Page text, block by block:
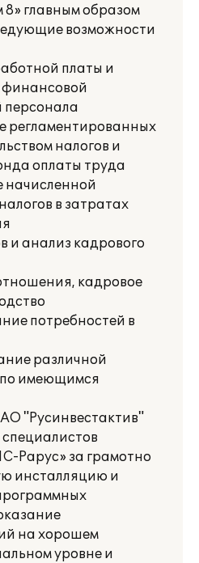
главным образом
возможности
платы и
финансовой
регламентированных
налогов и
оплаты труда
начисленной
в затратах
и анализ кадрового
кадровое
потребностей в
различной
имеющимся
"Русинвестактив"
Рарус» за грамотно
инсталляцию и
на хорошем
уровне и